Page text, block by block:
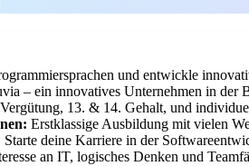
und entwickle
– ein innovatives Unternehmen in der
13. & 14. Gehalt, und
Erstklassige Ausbildung mit vielen
Starte deine Karriere in der
an IT, logisches Denken und